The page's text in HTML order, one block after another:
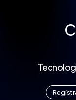
Regístr